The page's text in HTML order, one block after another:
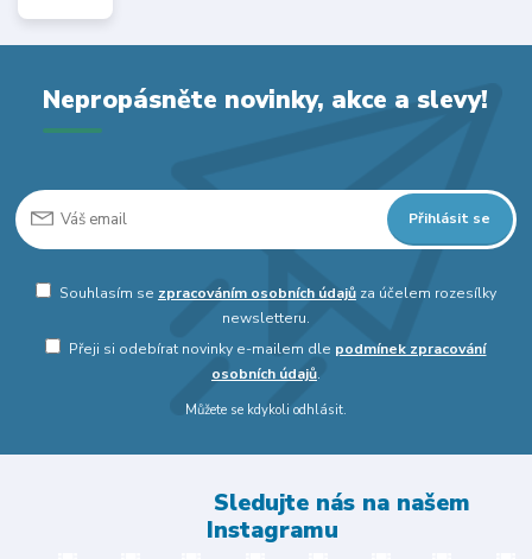
Nepropásněte novinky, akce a slevy!
Přihlásit se
Souhlasím se zpracováním osobních údajůza účelem rozesílky
newsletteru.
Přeji si odebírat novinky e-mailem dle podmínek zpracování
osobních údajů.
Můžete se kdykoli odhlásit.
Sledujte nás na našem
Instagramu